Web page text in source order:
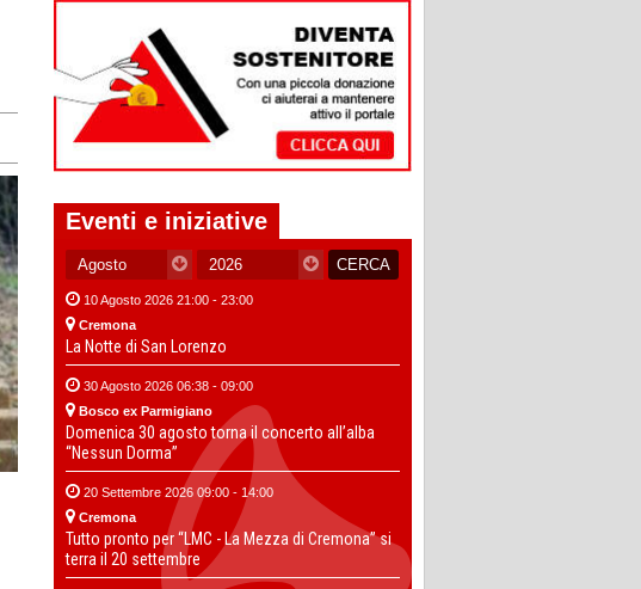
Eventi e iniziative
10 Agosto 2026 21:00 - 23:00
Cremona
La Notte di San Lorenzo
30 Agosto 2026 06:38 - 09:00
Bosco ex Parmigiano
Domenica 30 agosto torna il concerto all’alba
“Nessun Dorma”
20 Settembre 2026 09:00 - 14:00
Cremona
Tutto pronto per “LMC - La Mezza di Cremona” si
terra il 20 settembre